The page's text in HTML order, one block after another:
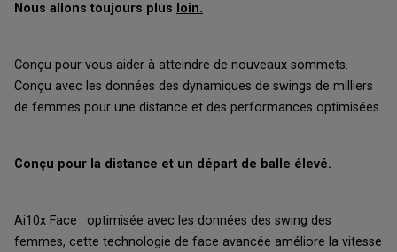
Nous allons toujours plus loin.
Conçu pour vous aider à atteindre de nouveaux sommets.
Conçu avec les données des dynamiques de swings de milliers
de femmes pour une distance et des performances optimisées.
Conçu pour la distance et un départ de balle élevé.
Ai10x Face : optimisée avec les données des swing des
femmes, cette technologie de face avancée améliore la vitesse